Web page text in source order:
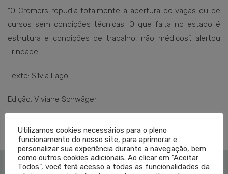
“O Cremers repudia totalmente a abertura de vagas ou de
cursos sem condições técnicas. O que falta no estado é
estrutura e condições de trabalho, não médicos”, alertou
Trindade.
Texto: Sílvia Lago
Edição: Viviane Schwäger
Utilizamos cookies necessários para o pleno
funcionamento do nosso site, para aprimorar e
personalizar sua experiência durante a navegação, bem
como outros cookies adicionais. Ao clicar em "Aceitar
Todos", você terá acesso a todas as funcionalidades da